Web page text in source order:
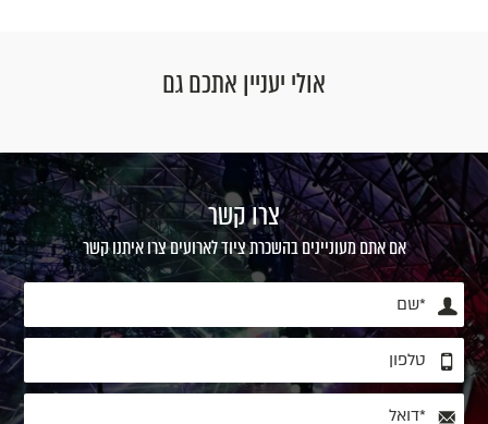
אולי יעניין אתכם גם
צרו קשר
אם אתם מעוניינים בהשכרת ציוד לארועים צרו איתנו קשר